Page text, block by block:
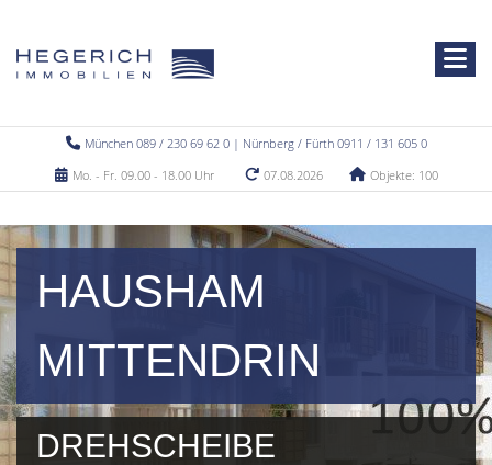
München 089 / 230 69 62 0 | Nürnberg / Fürth 0911 / 131 605 0
Mo. - Fr. 09.00 - 18.00 Uhr
07.08.2026 Objekte: 100
HAUSHAM
MITTENDRIN
DREHSCHEIBE